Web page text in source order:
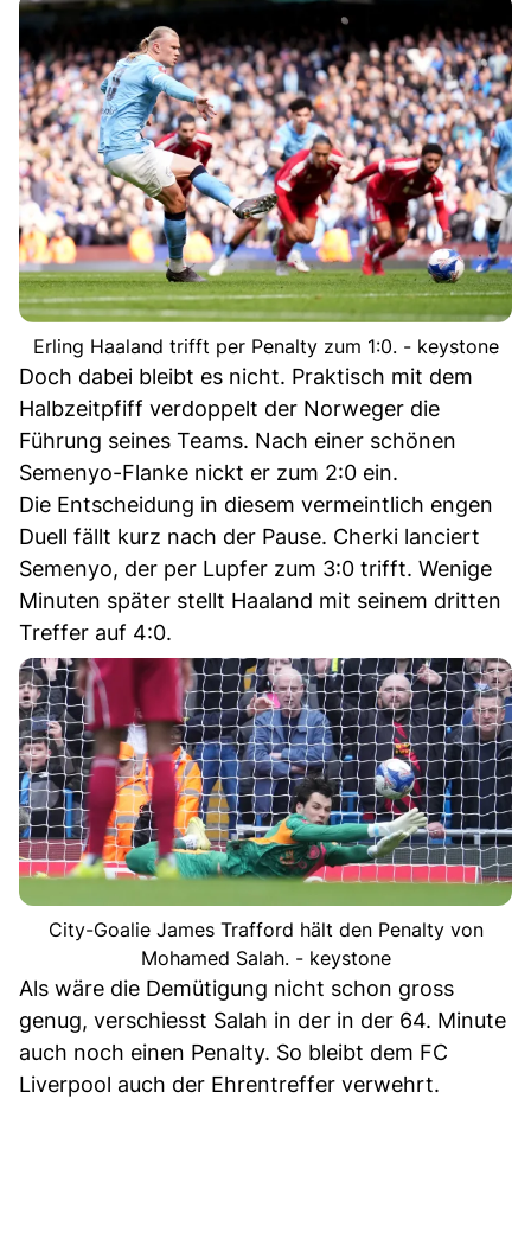
Erling Haaland trifft per Penalty zum 1:0. - keystone
Doch dabei bleibt es nicht. Praktisch mit dem
Halbzeitpfiff verdoppelt der Norweger die
Führung seines Teams. Nach einer schönen
Semenyo-Flanke nickt er zum 2:0 ein.
Die Entscheidung in diesem vermeintlich engen
Duell fällt kurz nach der Pause. Cherki lanciert
Semenyo, der per Lupfer zum 3:0 trifft. Wenige
Minuten später stellt Haaland mit seinem dritten
Treffer auf 4:0.
City-Goalie James Trafford hält den Penalty von
Mohamed Salah. - keystone
Als wäre die Demütigung nicht schon gross
genug, verschiesst Salah in der in der 64. Minute
auch noch einen Penalty. So bleibt dem FC
Liverpool auch der Ehrentreffer verwehrt.